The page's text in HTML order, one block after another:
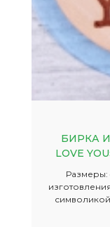
БИРКА
LOVE
Размеры: